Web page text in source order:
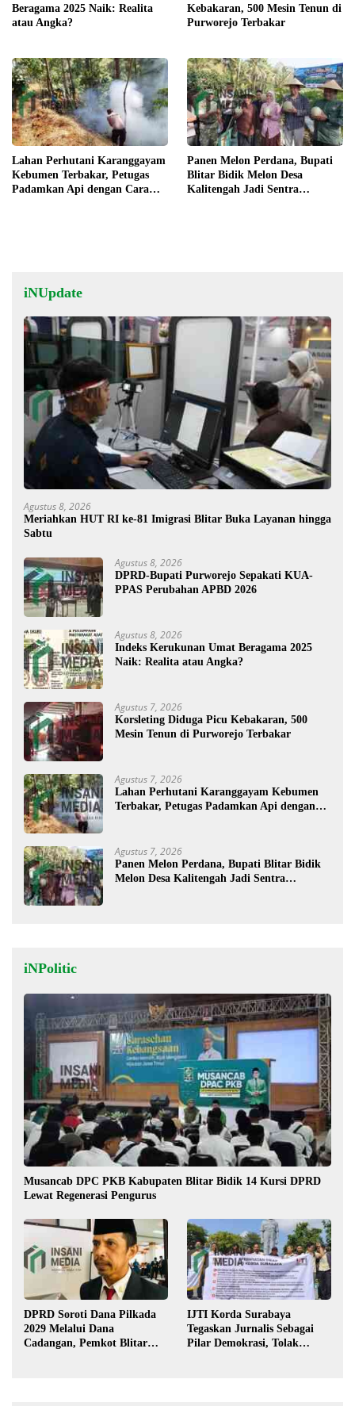
Beragama 2025 Naik: Realita
atau Angka?
Kebakaran, 500 Mesin Tenun di
Purworejo Terbakar
Lahan Perhutani Karanggayam
Kebumen Terbakar, Petugas
Padamkan Api dengan Cara
Panen Melon Perdana, Bupati
Blitar Bidik Melon Desa
Kalitengah Jadi Sentra
iNUpdate
Agustus 8, 2026
Meriahkan HUT RI ke-81 Imigrasi Blitar Buka Layanan hingga
Sabtu
Agustus 8, 2026
DPRD-Bupati Purworejo Sepakati KUA-
PPAS Perubahan APBD 2026
Agustus 8, 2026
Indeks Kerukunan Umat Beragama 2025
Naik: Realita atau Angka?
Agustus 7, 2026
Korsleting Diduga Picu Kebakaran, 500
Mesin Tenun di Purworejo Terbakar
Agustus 7, 2026
Lahan Perhutani Karanggayam Kebumen
Terbakar, Petugas Padamkan Api dengan
Agustus 7, 2026
Panen Melon Perdana, Bupati Blitar Bidik
Melon Desa Kalitengah Jadi Sentra
iNPolitic
Musancab DPC PKB Kabupaten Blitar Bidik 14 Kursi DPRD
Lewat Regenerasi Pengurus
DPRD Soroti Dana Pilkada
2029 Melalui Dana
Cadangan, Pemkot Blitar
IJTI Korda Surabaya
Tegaskan Jurnalis Sebagai
Pilar Demokrasi, Tolak